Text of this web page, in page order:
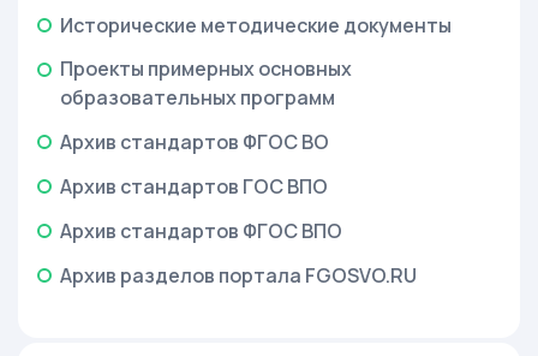
Исторические методические документы
Проекты примерных основных
образовательных программ
Архив стандартов ФГОС ВО
Архив стандартов ГОС ВПО
Архив стандартов ФГОС ВПО
Архив разделов портала FGOSVO.RU